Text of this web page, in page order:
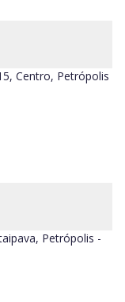
Centro, Petrópolis
Petrópolis -